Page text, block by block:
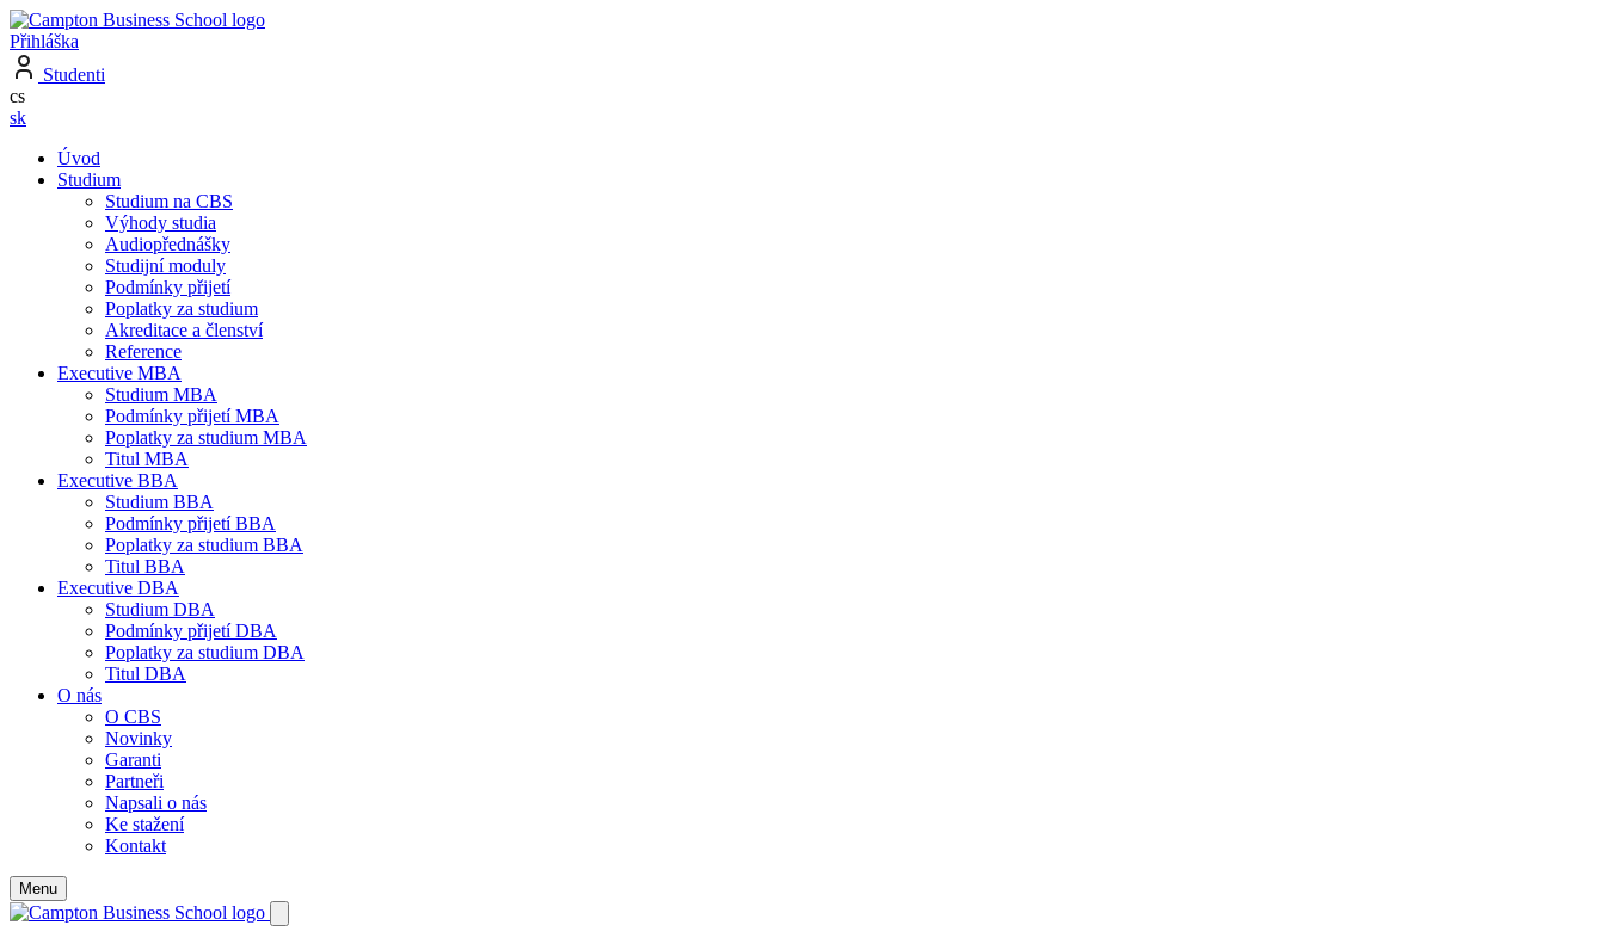
Přihláška
Studenti
cs
sk
Úvod
Studium
Studium na CBS
Výhody studia
Audiopřednášky
Studijní moduly
Podmínky přijetí
Poplatky za studium
Akreditace a členství
Reference
Executive MBA
Studium MBA
Podmínky přijetí MBA
Poplatky za studium MBA
Titul MBA
Executive BBA
Studium BBA
Podmínky přijetí BBA
Poplatky za studium BBA
Titul BBA
Executive DBA
Studium DBA
Podmínky přijetí DBA
Poplatky za studium DBA
Titul DBA
O nás
O CBS
Novinky
Garanti
Partneři
Napsali o nás
Ke stažení
Kontakt
Menu